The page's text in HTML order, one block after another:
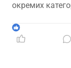
окремих
врахувати
практичні
1